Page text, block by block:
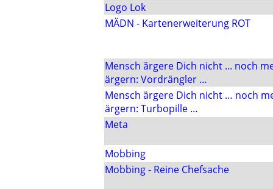
Logo Lok
MÄDN - Kartenerweiterung ROT
Mensch ärgere Dich nicht ... noch
ärgern: Vordrängler …
Mensch ärgere Dich nicht … noch
ärgern: Turbopille …
Meta
Mobbing
Mobbing - Reine Chefsache